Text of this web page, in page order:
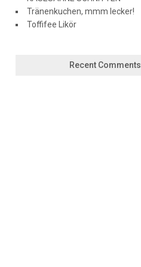
Tränenkuchen, mmm lecker!
Toffifee Likör
Recent Comments